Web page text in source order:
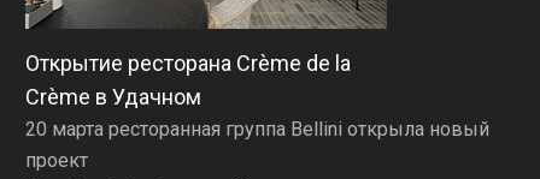
Открытие ресторана Crème de la
Crème в Удачном
20 марта ресторанная группа Bellini открыла новый
проект